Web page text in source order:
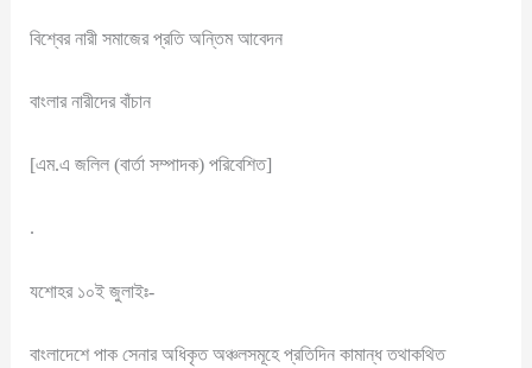
বিশ্বের নারী সমাজের প্রতি অন্তিম আবেদন
বাংলার নারীদের বাঁচান
[এম.এ জলিল (বার্তা সম্পাদক) পরিবেশিত]
.
যশোহর ১০ই জুলাইঃ-
বাংলাদেশে পাক সেনার অধিকৃত অঞ্চলসমূহে প্রতিদিন কামান্ধ তথাকথিত